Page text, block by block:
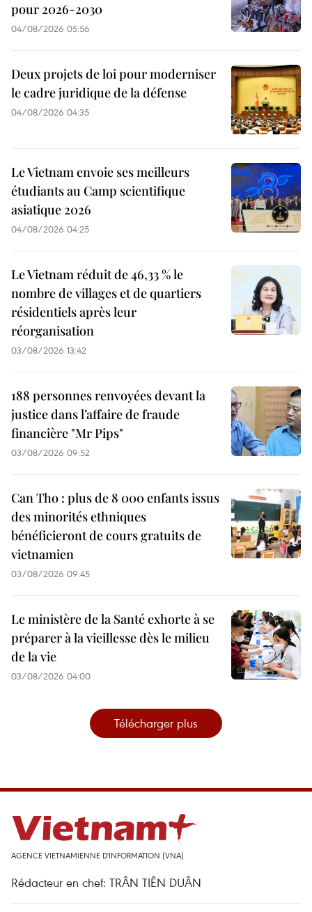
pour 2026-2030
04/08/2026 05:56
Deux projets de loi pour moderniser
le cadre juridique de la défense
04/08/2026 04:35
Le Vietnam envoie ses meilleurs
étudiants au Camp scientifique
asiatique 2026
04/08/2026 04:25
Le Vietnam réduit de 46,33 % le
nombre de villages et de quartiers
résidentiels après leur
réorganisation
03/08/2026 13:42
188 personnes renvoyées devant la
justice dans l’affaire de fraude
financière "Mr Pips"
03/08/2026 09:52
Can Tho : plus de 8 000 enfants issus
des minorités ethniques
bénéficieront de cours gratuits de
vietnamien
03/08/2026 09:45
Le ministère de la Santé exhorte à se
préparer à la vieillesse dès le milieu
de la vie
03/08/2026 04:00
Télécharger plus
AGENCE VIETNAMIENNE D'INFORMATION (VNA)
Rédacteur en chef: TRÂN TIÊN DUÂN